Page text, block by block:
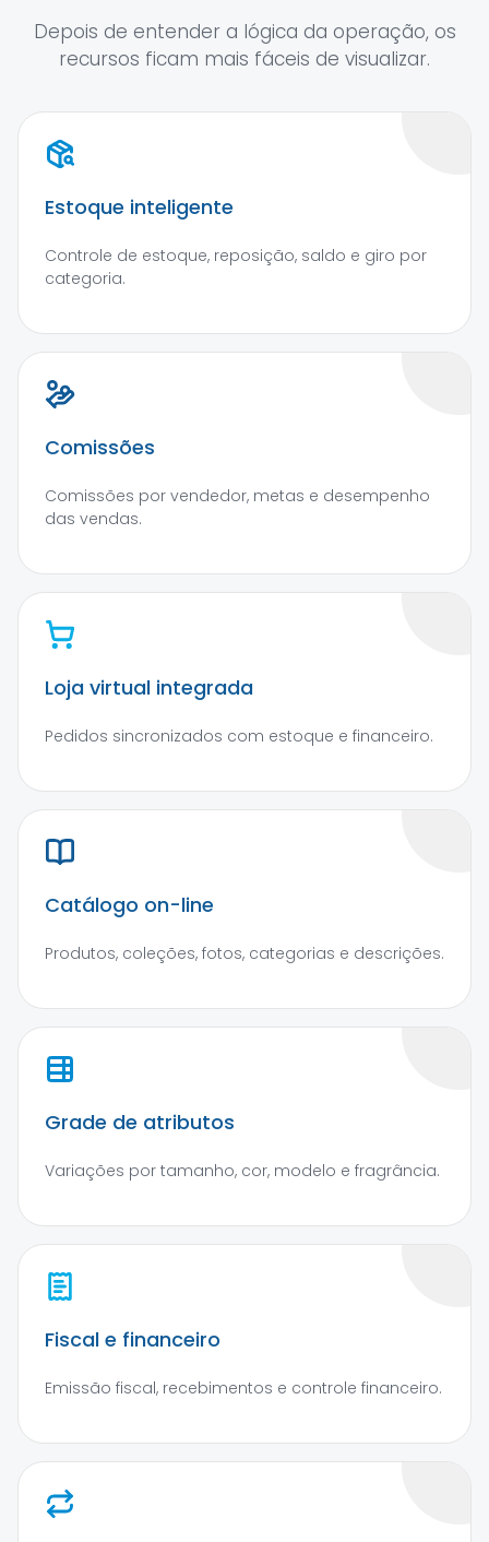
Depois de entender a lógica da operação, os
recursos ficam mais fáceis de visualizar.
Estoque inteligente
Controle de estoque, reposição, saldo e giro por
categoria.
Comissões
Comissões por vendedor, metas e desempenho
das vendas.
Loja virtual integrada
Pedidos sincronizados com estoque e financeiro.
Catálogo on-line
Produtos, coleções, fotos, categorias e descrições.
Grade de atributos
Variações por tamanho, cor, modelo e fragrância.
Fiscal e financeiro
Emissão fiscal, recebimentos e controle financeiro.